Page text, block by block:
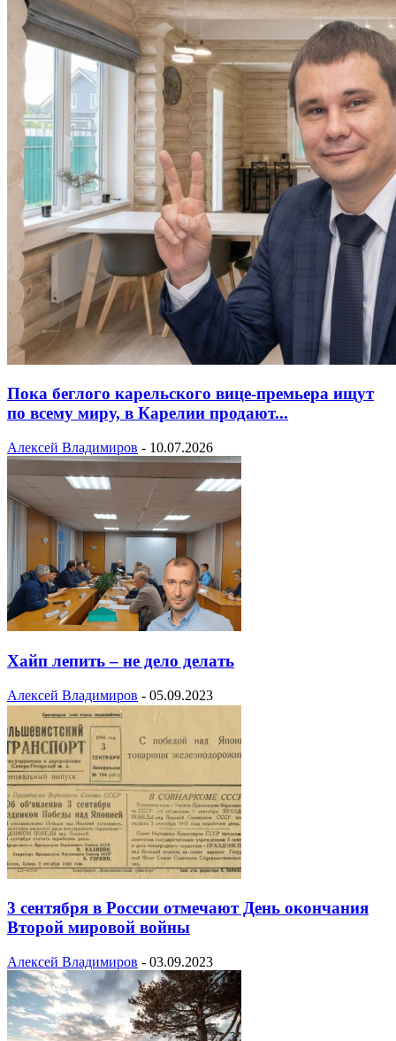
Пока беглого карельского вице-премьера ищут
по всему миру, в Карелии продают...
Алексей Владимиров - 10.07.2026
Хайп лепить – не дело делать
Алексей Владимиров - 05.09.2023
3 сентября в России отмечают День окончания
Второй мировой войны
Алексей Владимиров - 03.09.2023